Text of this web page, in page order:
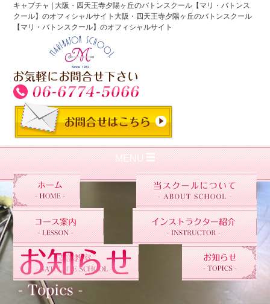
キャプチャ | 大阪・四天王寺夕陽ヶ丘のバトンスクール【マリ・バトンス
クール】のオフィシャルサイト大阪・四天王寺夕陽ヶ丘のバトンスクール
【マリ・バトンスクール】のオフィシャルサイト
MENU